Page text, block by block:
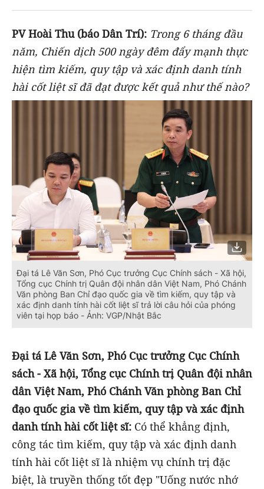
PV Hoài Thu (báo Dân Trí): Trong 6 tháng đầu
năm, Chiến dịch 500 ngày đêm đẩy mạnh thực
hiện tìm kiếm, quy tập và xác định danh tính
hài cốt liệt sĩ đã đạt được kết quả như thế nào?
Đại tá Lê Văn Sơn, Phó Cục trưởng Cục Chính sách - Xã hội,
Tổng cục Chính trị Quân đội nhân dân Việt Nam, Phó Chánh
Văn phòng Ban Chỉ đạo quốc gia về tìm kiếm, quy tập và
xác định danh tính hài cốt liệt sĩ trả lời câu hỏi của phóng
viên tại họp báo - Ảnh: VGP/Nhật Bắc
Đại tá Lê Văn Sơn, Phó Cục trưởng Cục Chính
sách - Xã hội, Tổng cục Chính trị Quân đội nhân
dân Việt Nam, Phó Chánh Văn phòng Ban Chỉ
đạo quốc gia về tìm kiếm, quy tập và xác định
danh tính hài cốt liệt sĩ: Có thể khẳng định,
công tác tìm kiếm, quy tập và xác định danh
tính hài cốt liệt sĩ là nhiệm vụ chính trị đặc
biệt, là truyền thống tốt đẹp "Uống nước nhớ